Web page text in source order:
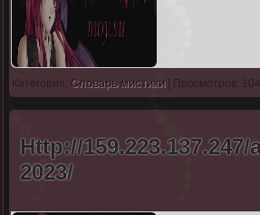
Категория: Словарь мистики| Просмотров:
Http://
2023/